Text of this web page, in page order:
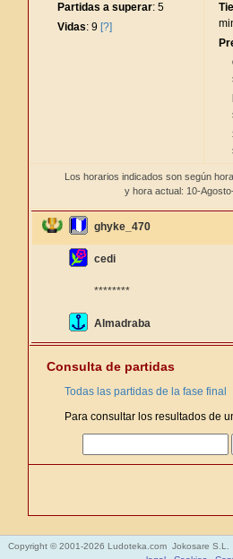
Partidas a superar: 5
Vidas: 9 [?]
Los horarios indicados son según
y hora actual: 10-
ghyke_470
cedi
********
Almadraba
Consulta de partidas
Todas las partidas de la fase final
Para consultar los resultados de
Copyright © 2001-2026 Ludoteka.com Jokosare S.L.